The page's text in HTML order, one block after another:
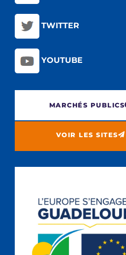
TWITTER
YOUTUBE
MARCHÉS PUBLICS
VOIR LES SITES